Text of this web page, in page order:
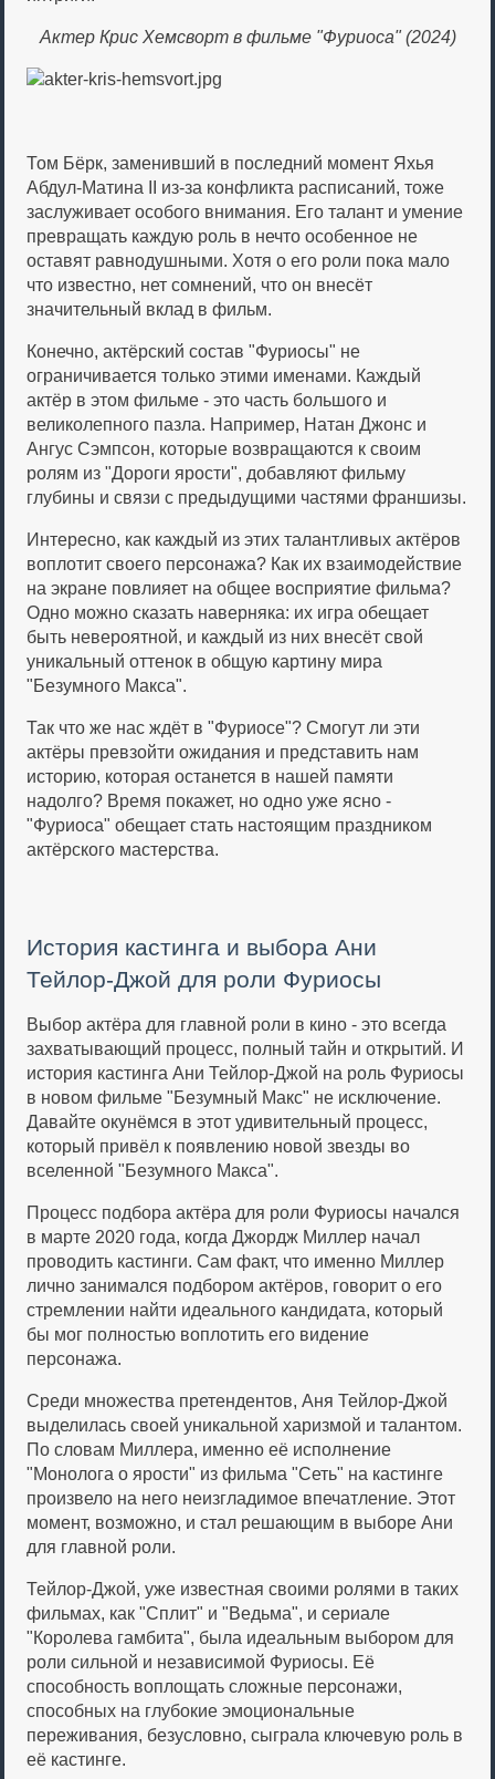
Актер Крис Хемсворт в фильме "Фуриоса" (2024)
Том Бёрк, заменивший в последний момент Яхья
Абдул-Матина II из-за конфликта расписаний, тоже
заслуживает особого внимания. Его талант и умение
превращать каждую роль в нечто особенное не
оставят равнодушными. Хотя о его роли пока мало
что известно, нет сомнений, что он внесёт
значительный вклад в фильм.
Конечно, актёрский состав "Фуриосы" не
ограничивается только этими именами. Каждый
актёр в этом фильме - это часть большого и
великолепного пазла. Например, Натан Джонс и
Ангус Сэмпсон, которые возвращаются к своим
ролям из "Дороги ярости", добавляют фильму
глубины и связи с предыдущими частями франшизы.
Интересно, как каждый из этих талантливых актёров
воплотит своего персонажа? Как их взаимодействие
на экране повлияет на общее восприятие фильма?
Одно можно сказать наверняка: их игра обещает
быть невероятной, и каждый из них внесёт свой
уникальный оттенок в общую картину мира
"Безумного Макса".
Так что же нас ждёт в "Фуриосе"? Смогут ли эти
актёры превзойти ожидания и представить нам
историю, которая останется в нашей памяти
надолго? Время покажет, но одно уже ясно -
"Фуриоса" обещает стать настоящим праздником
актёрского мастерства.
История кастинга и выбора Ани
Тейлор-Джой для роли Фуриосы
Выбор актёра для главной роли в кино - это всегда
захватывающий процесс, полный тайн и открытий. И
история кастинга Ани Тейлор-Джой на роль Фуриосы
в новом фильме "Безумный Макс" не исключение.
Давайте окунёмся в этот удивительный процесс,
который привёл к появлению новой звезды во
вселенной "Безумного Макса".
Процесс подбора актёра для роли Фуриосы начался
в марте 2020 года, когда Джордж Миллер начал
проводить кастинги. Сам факт, что именно Миллер
лично занимался подбором актёров, говорит о его
стремлении найти идеального кандидата, который
бы мог полностью воплотить его видение
персонажа.
Среди множества претендентов, Аня Тейлор-Джой
выделилась своей уникальной харизмой и талантом.
По словам Миллера, именно её исполнение
"Монолога о ярости" из фильма "Сеть" на кастинге
произвело на него неизгладимое впечатление. Этот
момент, возможно, и стал решающим в выборе Ани
для главной роли.
Тейлор-Джой, уже известная своими ролями в таких
фильмах, как "Сплит" и "Ведьма", и сериале
"Королева гамбита", была идеальным выбором для
роли сильной и независимой Фуриосы. Её
способность воплощать сложные персонажи,
способных на глубокие эмоциональные
переживания, безусловно, сыграла ключевую роль в
её кастинге.